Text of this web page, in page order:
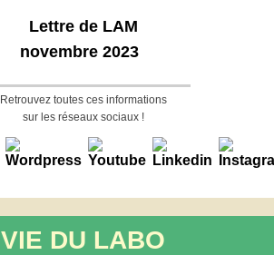
Lettre de LAM
novembre 2023
Retrouvez toutes ces informations
sur les réseaux sociaux !
VIE DU LABO